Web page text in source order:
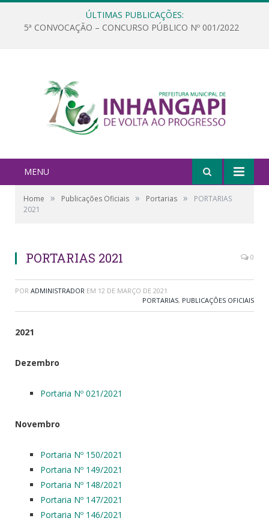
ÚLTIMAS PUBLICAÇÕES:
5ª CONVOCAÇÃO – CONCURSO PÚBLICO Nº 001/2022
MENU
Home » Publicações Oficiais » Portarias »
PORTARIAS
2021
PORTARIAS 2021 0
POR ADMINISTRADOR EM 12 DE MARÇO DE 2021
PORTARIAS, PUBLICAÇÕES OFICIAIS
2021
Dezembro
Portaria Nº 021/2021
Novembro
Portaria Nº 150/2021
Portaria Nº 149/2021
Portaria Nº 148/2021
Portaria Nº 147/2021
Portaria Nº 146/2021